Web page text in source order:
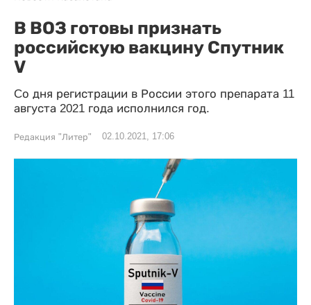
В ВОЗ готовы признать
российскую вакцину Спутник
V
Cо дня регистрации в России этого препарата 11
августа 2021 года исполнился год.
Редакция "Литер" 02.10.2021, 17:06